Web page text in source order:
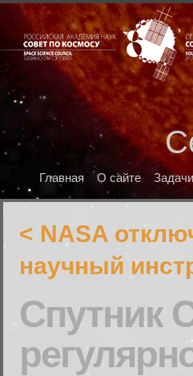
Главная О сайте Задачи
< NASA
научный
Спутник